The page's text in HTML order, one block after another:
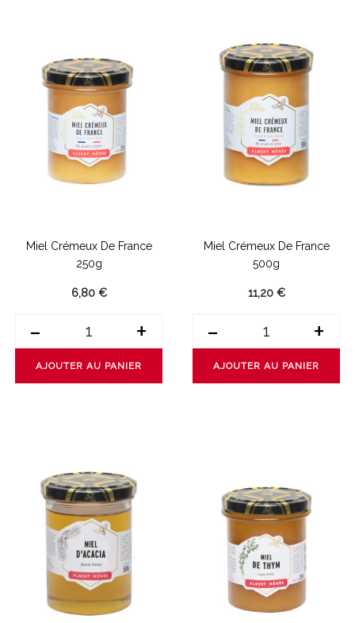
Miel Crémeux De France
250g
6,80 €
- +
AJOUTER AU PANIER
Miel Crémeux De France
500g
11,20 €
- +
AJOUTER AU PANIER